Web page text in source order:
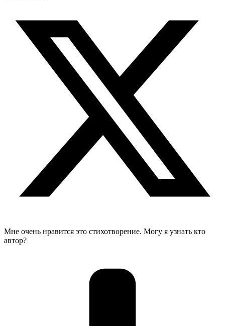
Мне очень нравится это стихотворение. Могу я узнать кто
автор?